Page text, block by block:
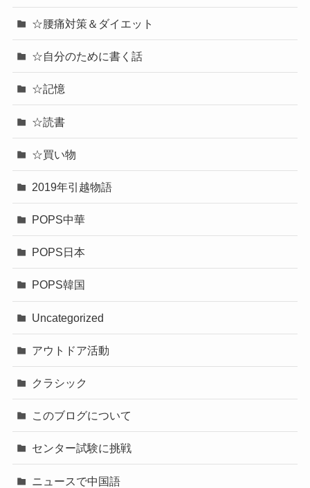
☆腰痛対策＆ダイエット
☆自分のために書く話
☆記憶
☆読書
☆買い物
2019年引越物語
POPS中華
POPS日本
POPS韓国
Uncategorized
アウトドア活動
クラシック
このブログについて
センター試験に挑戦
ニュースで中国語